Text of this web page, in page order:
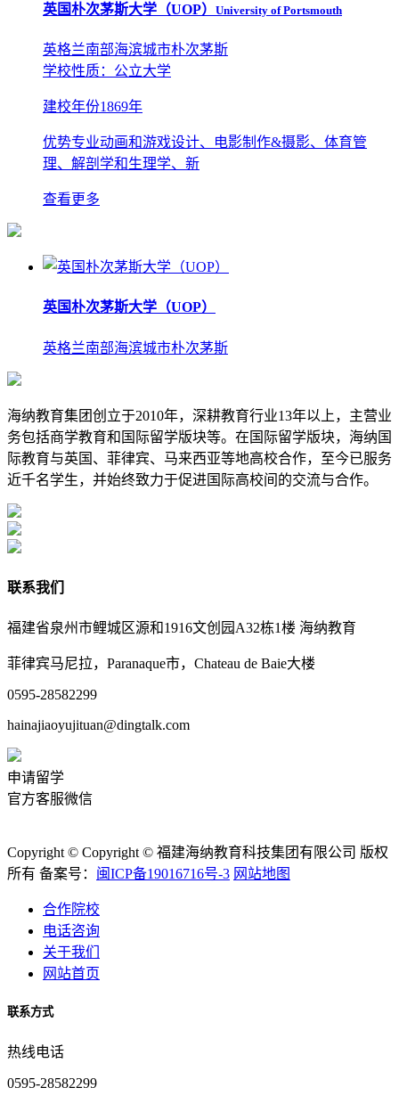
英国朴次茅斯大学（UOP） University of Portsmouth
英格兰南部海滨城市朴次茅斯
学校性质：公立大学
建校年份1869年
优势专业动画和游戏设计、电影制作&摄影、体育管
理、解剖学和生理学、新
查看更多
英国朴次茅斯大学（UOP）
英格兰南部海滨城市朴次茅斯
海纳教育集团创立于2010年，深耕教育行业13年以上，主营业
务包括商学教育和国际留学版块等。在国际留学版块，海纳国
际教育与英国、菲律宾、马来西亚等地高校合作，至今已服务
近千名学生，并始终致力于促进国际高校间的交流与合作。
联系我们
福建省泉州市鲤城区源和1916文创园A32栋1楼 海纳教育
菲律宾马尼拉，Paranaque市，Chateau de Baie大楼
0595-28582299
hainajiaoyujituan@dingtalk.com
申请留学
官方客服微信
Copyright © Copyright © 福建海纳教育科技集团有限公司 版权
所有 备案号： 闽ICP备19016716号-3 网站地图
合作院校
电话咨询
关于我们
网站首页
联系方式
热线电话
0595-28582299